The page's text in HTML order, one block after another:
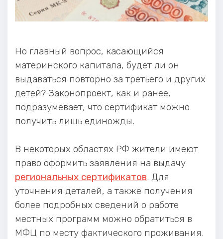
Но главный вопрос, касающийся
материнского капитала, будет ли он
выдаваться повторно за третьего и других
детей? Законопроект, как и ранее,
подразумевает, что сертификат можно
получить лишь единожды.
В некоторых областях РФ жители имеют
право оформить заявления на выдачу
региональных сертификатов. Для
уточнения деталей, а также получения
более подробных сведений о работе
местных программ можно обратиться в
МФЦ по месту фактического проживания.